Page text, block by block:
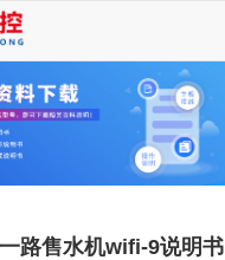
路售水机wifi-9说明书